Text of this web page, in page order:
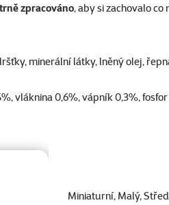
zpracováno, aby si zachovalo
minerální látky, lněný olej,
vláknina 0,6%, vápník 0,3%,
Miniaturní, Malý,